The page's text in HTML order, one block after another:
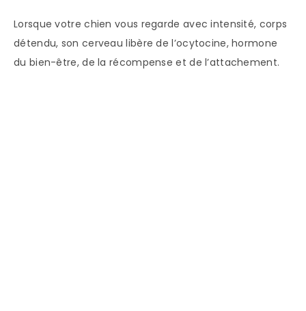
Lorsque votre chien vous regarde avec intensité, corps
détendu, son cerveau libère de l’ocytocine, hormone
du bien-être, de la récompense et de l’attachement.